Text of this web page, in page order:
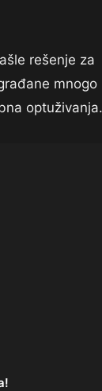
rešenje za
mnogo
optuživanja.